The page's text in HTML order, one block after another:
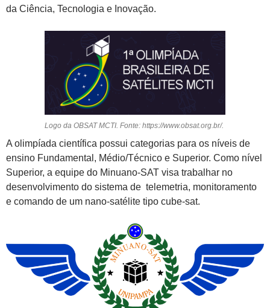
da Ciência, Tecnologia e Inovação.
Logo da OBSAT MCTI. Fonte: https://www.obsat.org.br/.
A olimpíada científica possui categorias para os níveis de
ensino Fundamental, Médio/Técnico e Superior. Como nível
Superior, a equipe do Minuano-SAT visa trabalhar no
desenvolvimento do sistema de telemetria, monitoramento
e comando de um nano-satélite tipo cube-sat.